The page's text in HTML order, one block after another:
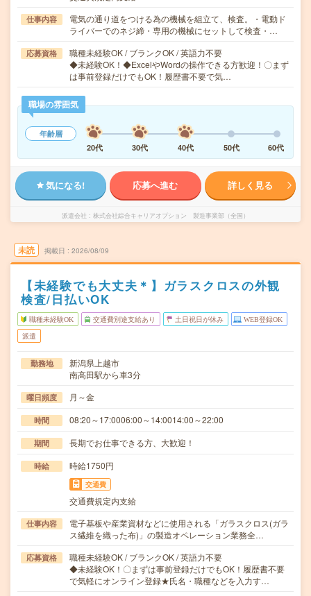
仕事内容
電気の通り道をつける為の機械を組立て、検査。・電動ド
ライバーでのネジ締・専用の機械にセットして検査・…
応募資格
職種未経験OK / ブランクOK / 英語力不要
◆未経験OK！◆ExcelやWordの操作できる方歓迎！〇まず
は事前登録だけでもOK！履歴書不要で気…
職場の雰囲気
年齢層
20代
30代 40代 50代 60代
気になる! 応募へ進む 詳しく見る
派遣会社 株式会社綜合キャリアオプション 製造事業部（全国）
未読 掲載日 2026/08/09
【未経験でも大丈夫＊】ガラスクロスの外観
検査/日払いOK
職種未経験OK 交通費別途支給あり 土日祝日が休み WEB登録OK
派遣
勤務地
新潟県上越市
南高田駅から車3分
曜日頻度 月～金
時間 08:20～17:0006:00～14:0014:00～22:00
期間 長期でお仕事できる方、大歓迎！
時給 時給1750円
交通費
交通費規定内支給
仕事内容
電子基板や産業資材などに使用される「ガラスクロス(ガラ
ス繊維を織った布)」の製造オペレーション業務全…
応募資格
職種未経験OK / ブランクOK / 英語力不要
◆未経験OK！〇まずは事前登録だけでもOK！履歴書不要
で気軽にオンライン登録★氏名・職種などを入力す…